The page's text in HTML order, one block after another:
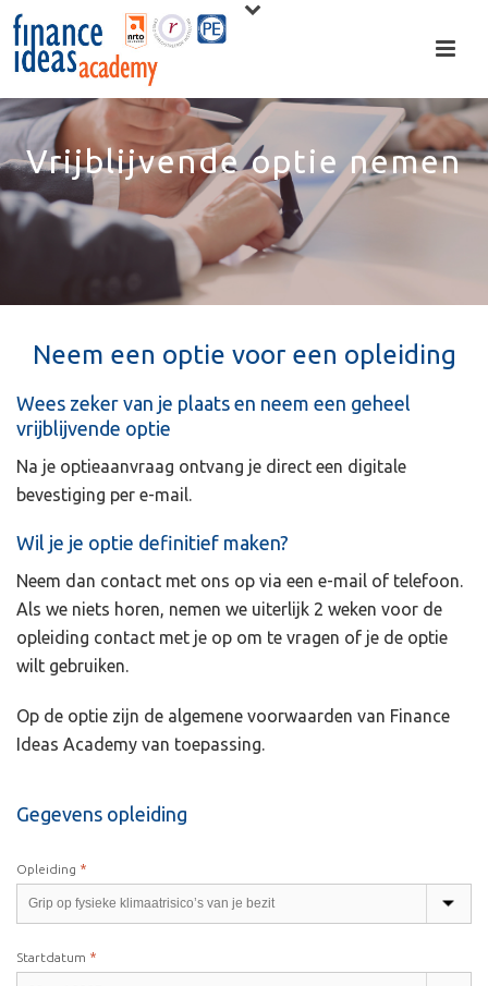
Vrijblijvende optie nemen
Neem een optie voor een opleiding
Wees zeker van je plaats en neem een geheel
vrijblijvende optie
Na je optieaanvraag ontvang je direct een digitale
bevestiging per e-mail.
Wil je je optie definitief maken?
Neem dan contact met ons op via een e-mail of telefoon.
Als we niets horen, nemen we uiterlijk 2 weken voor de
opleiding contact met je op om te vragen of je de optie
wilt gebruiken.
Op de optie zijn de algemene voorwaarden van Finance
Ideas Academy van toepassing.
Gegevens opleiding
Opleiding *
Startdatum *